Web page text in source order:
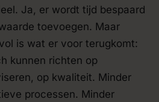
Ja, er wordt tijd bespaard
toevoegen. Maar
is wat er voor terugkomt:
kunnen richten op
op kwaliteit. Minder
processen. Minder